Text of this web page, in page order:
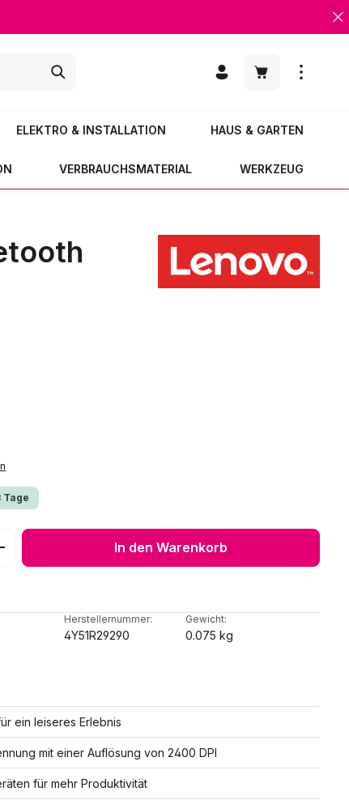
Warenkorb
ELEKTRO & INSTALLATION HAUS & GARTEN
VERBRAUCHSMATERIAL WERKZEUG
den gewünschten Wert ein oder
In den Warenkorb
Herstellernummer:
4Y51R29290
Gewicht:
0.075 kg
ein leiseres Erlebnis
mit einer Auflösung von 2400 DPI
für mehr Produktivität